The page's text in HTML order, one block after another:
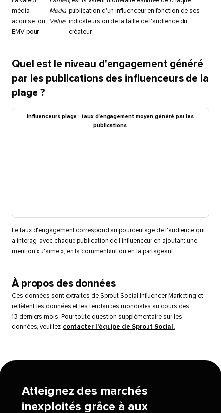
média
acquise (ou
EMV pour
Media
Value
publication d'un influenceur en fonction de ses
indicateurs ou de la taille de l'audience du
créateur.​​
Quel est le niveau d'engagement généré
par les publications des influenceurs de la
plage ?​​
Influenceurs plage : taux d'engagement moyen généré par les
publications​​
Le taux d'engagement correspond au pourcentage de l'audience qui
a interagi avec chaque publication de l'influenceur en ajoutant une
mention « J'aime », en la commentant ou en la partageant.​​
À propos des données​​
Ces données sont extraites de Sprout Social Influencer Marketing et
reflètent les données et les tendances mondiales au cours des
13 derniers mois. Pour toute question supplémentaire sur les
données, veuillez contacter l'équipe de Sprout Social.​​
Atteignez des marchés
inexploités grâce à aux